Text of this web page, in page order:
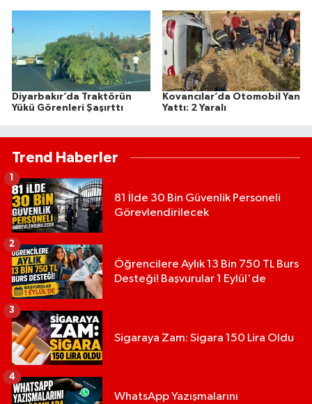
Diyarbakır’da Traktörün
Yükü Görenleri Şaşırttı
Kovancılar’da Otomobil Yan
Yattı: 2 Yaralı
Trend Haberler
81 İlde 30 Bin Güvenlik Personeli
Görevlendirilecek
Öğrencilere Aylık 13 Bin 750 TL Burs
Desteği! Başvurular 1 Eylül'de
2
Sigaraya Zam: Sigara 150 Lira Oldu
3
WhatsApp Yazışmalarını
4